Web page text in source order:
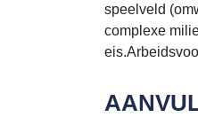
speelveld
complexe